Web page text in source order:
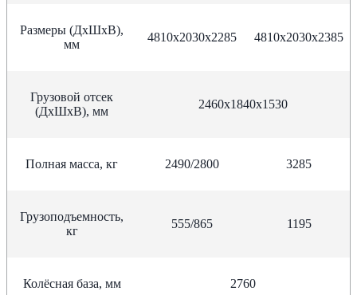
Размеры (ДхШхВ),
мм
4810х2030х2285 4810х2030х2385
Грузовой отсек
(ДхШхВ), мм
2460x1840x1530
Полная масса, кг 2490/2800 3285
Грузоподъемность,
кг
555/865 1195
Колёсная база, мм 2760